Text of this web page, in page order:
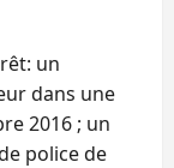
un
dans une
2016 ; un
police de